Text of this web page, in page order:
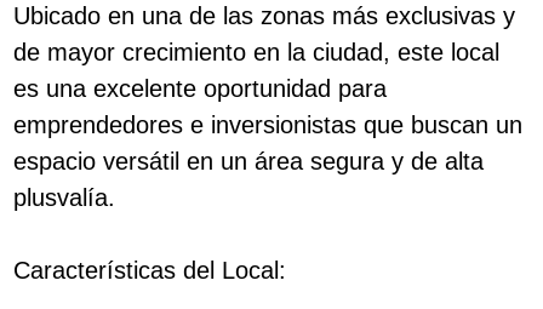
Ubicado en una de las zonas más exclusivas y
de mayor crecimiento en la ciudad, este local
es una excelente oportunidad para
emprendedores e inversionistas que buscan un
espacio versátil en un área segura y de alta
plusvalía.
Características del Local: